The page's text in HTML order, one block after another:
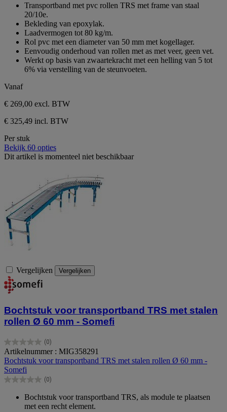
sterren.
Transportband met pvc rollen TRS met frame van staal
20/10e.
Bekleding van epoxylak.
Laadvermogen tot 80 kg/m.
Rol pvc met een diameter van 50 mm met kogellager.
Eenvoudig onderhoud van rollen met as met veer, geen vet.
Werkt op basis van zwaartekracht met een helling van 5 tot
6% via verstelling van de steunvoeten.
Vanaf
€ 269,00 excl. BTW
€ 325,49 incl. BTW
Per stuk
Bekijk 60 opties
Dit artikel is momenteel niet beschikbaar
Vergelijken Vergelijken
Bochtstuk voor transportband TRS met stalen
rollen Ø 60 mm - Somefi
(0)
0.0
van
de
5
sterren.
Artikelnummer : MIG358291
Bochtstuk voor transportband TRS met stalen rollen Ø 60 mm -
Somefi
(0)
0.0
Bochtstuk voor transportband TRS, als module te plaatsen
met een recht element.